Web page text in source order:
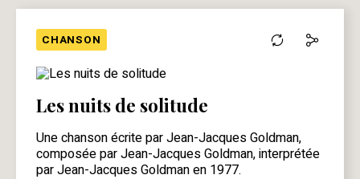
CHANSON
Les nuits de solitude
Une chanson écrite par Jean-Jacques Goldman,
composée par Jean-Jacques Goldman, interprétée
par Jean-Jacques Goldman en 1977.